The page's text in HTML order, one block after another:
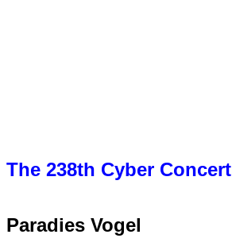
The 238th Cyber Concert
Paradies Vogel